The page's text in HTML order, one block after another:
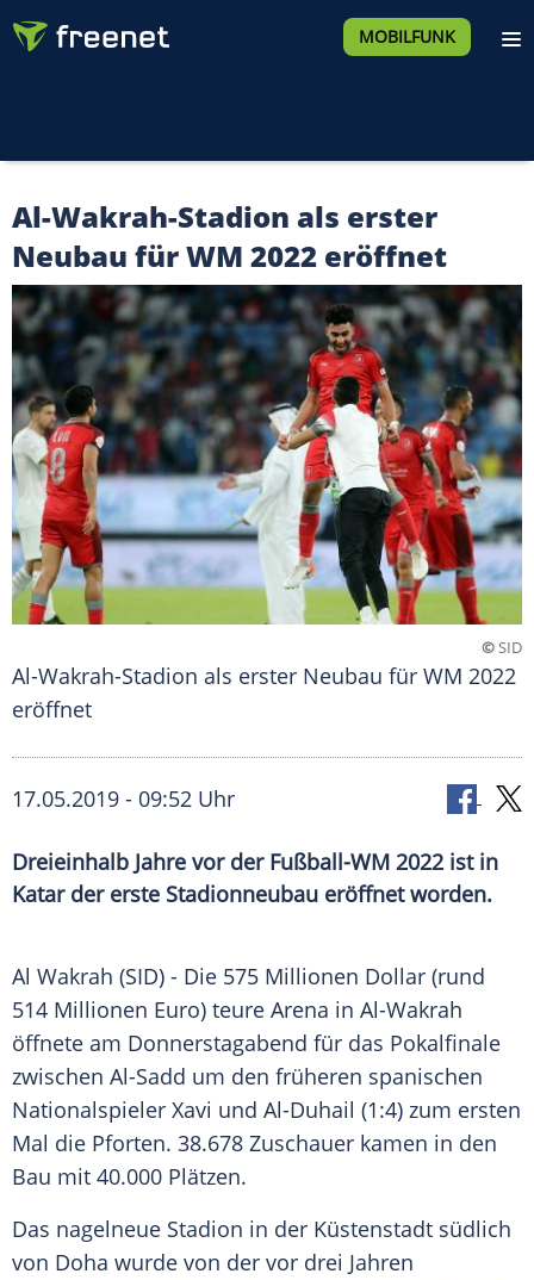
MOBILFUNK
Al-Wakrah-Stadion als erster
Neubau für WM 2022 eröffnet
©SID
Al-Wakrah-Stadion als erster Neubau für WM 2022
eröffnet
17.05.2019 - 09:52 Uhr
Dreieinhalb Jahre vor der Fußball-WM 2022 ist in
Katar der erste Stadionneubau eröffnet worden.
Al Wakrah (SID) - Die 575 Millionen Dollar (rund
514 Millionen Euro) teure Arena in Al-Wakrah
öffnete am Donnerstagabend für das Pokalfinale
zwischen Al-Sadd um den früheren spanischen
Nationalspieler Xavi und Al-Duhail (1:4) zum ersten
Mal die Pforten. 38.678 Zuschauer kamen in den
Bau mit 40.000 Plätzen.
Das nagelneue Stadion in der Küstenstadt südlich
von Doha wurde von der vor drei Jahren